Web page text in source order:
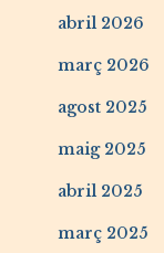
abril 2026
març 2026
agost 2025
maig 2025
abril 2025
març 2025